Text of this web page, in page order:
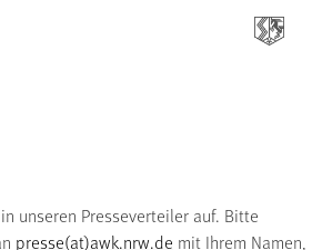
unseren Presseverteiler auf. Bitte
presse(at)awk.nrw.de mit Ihrem Namen,